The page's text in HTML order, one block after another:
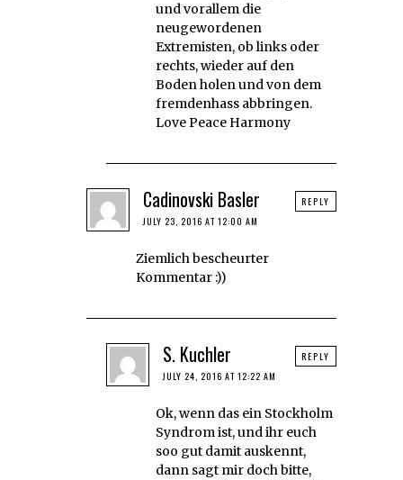
und vorallem die
neugewordenen
Extremisten, ob links oder
rechts, wieder auf den
Boden holen und von dem
fremdenhass abbringen.
Love Peace Harmony
Cadinovski Basler
JULY 23, 2016 AT 12:00 AM
Ziemlich bescheurter
Kommentar :))
REPLY
S. Kuchler
JULY 24, 2016 AT 12:22 AM
Ok, wenn das ein Stockholm
Syndrom ist, und ihr euch
soo gut damit auskennt,
dann sagt mir doch bitte,
REPLY